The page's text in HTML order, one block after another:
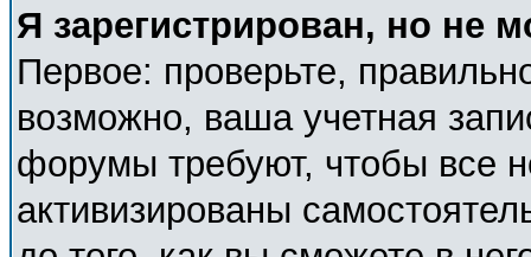
Я зарегистрирован, но не
Первое: проверьте,
возможно, ваша учетная
форумы требуют, чтобы все
активизированы